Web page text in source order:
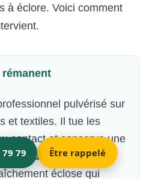
à éclore. Voici comment
rémanent
pulvérisé sur
et textiles. Il tue les
contact et conserve une
semaines:
éclose qui